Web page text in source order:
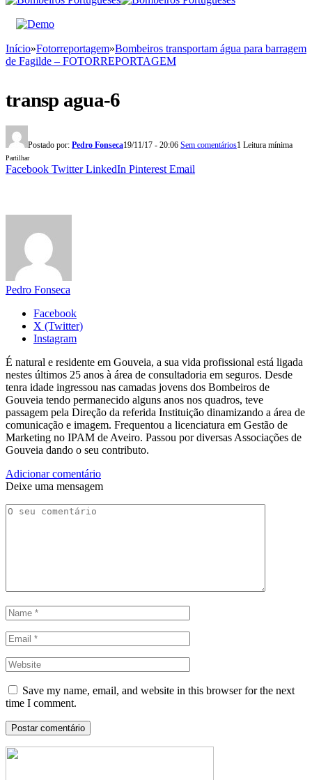
Início»Fotorreportagem»Bombeiros transportam água para barragem
de Fagilde – FOTORREPORTAGEM
transp agua-6
Postado por: Pedro Fonseca19/11/17 - 20:06 Sem comentários1 Leitura mínima
Partilhar
Facebook Twitter LinkedIn Pinterest Email
Pedro Fonseca
Facebook
X (Twitter)
Instagram
É natural e residente em Gouveia, a sua vida profissional está ligada
nestes últimos 25 anos à área de consultadoria em seguros. Desde
tenra idade ingressou nas camadas jovens dos Bombeiros de
Gouveia tendo permanecido alguns anos nos quadros, teve
passagem pela Direção da referida Instituição dinamizando a área de
comunicação e imagem. Frequentou a licenciatura em Gestão de
Marketing no IPAM de Aveiro. Passou por diversas Associações de
Gouveia dando o seu contributo.
Adicionar comentário
Deixe uma mensagem
Save my name, email, and website in this browser for the next
time I comment.